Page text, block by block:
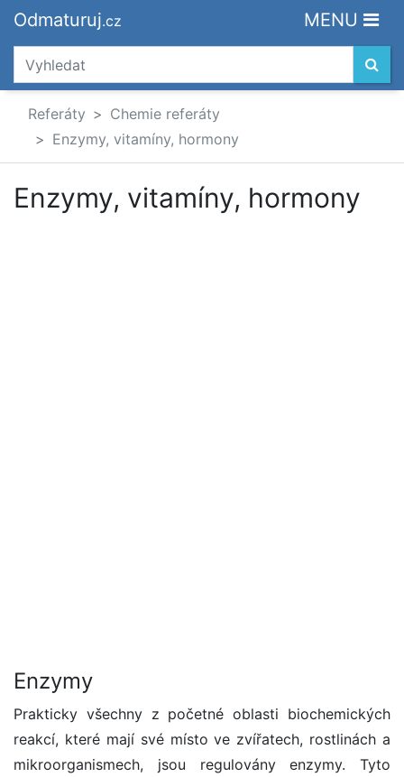
Odmaturuj.cz MENU
Referáty
Chemie referáty
Enzymy, vitamíny, hormony
Enzymy, vitamíny, hormony
Enzymy
Prakticky všechny z početné oblasti biochemických
reakcí, které mají své místo ve zvířatech, rostlinách a
mikroorganismech, jsou regulovány enzymy. Tyto